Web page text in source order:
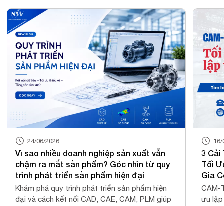
vẫn
quy
hiện
giúp
3 Cải Tiến Trong CAM-TOOL V21.1 Giúp
Tối Ưu Lập Trình NC Và Giảm Thời Gian
Gia Công
CAM-TOOL V21.1 mang đến 3 cải tiến giúp tối
ưu lập trình NC, giảm air-cut và nâng cao hiệu...